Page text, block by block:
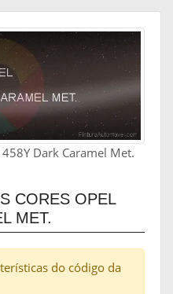
Dark Caramel Met.
CORES OPEL
MET.
do código da